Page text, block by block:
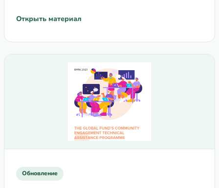
Открыть материал
: Техническая поддержка, оказанная в рамках
Обновление